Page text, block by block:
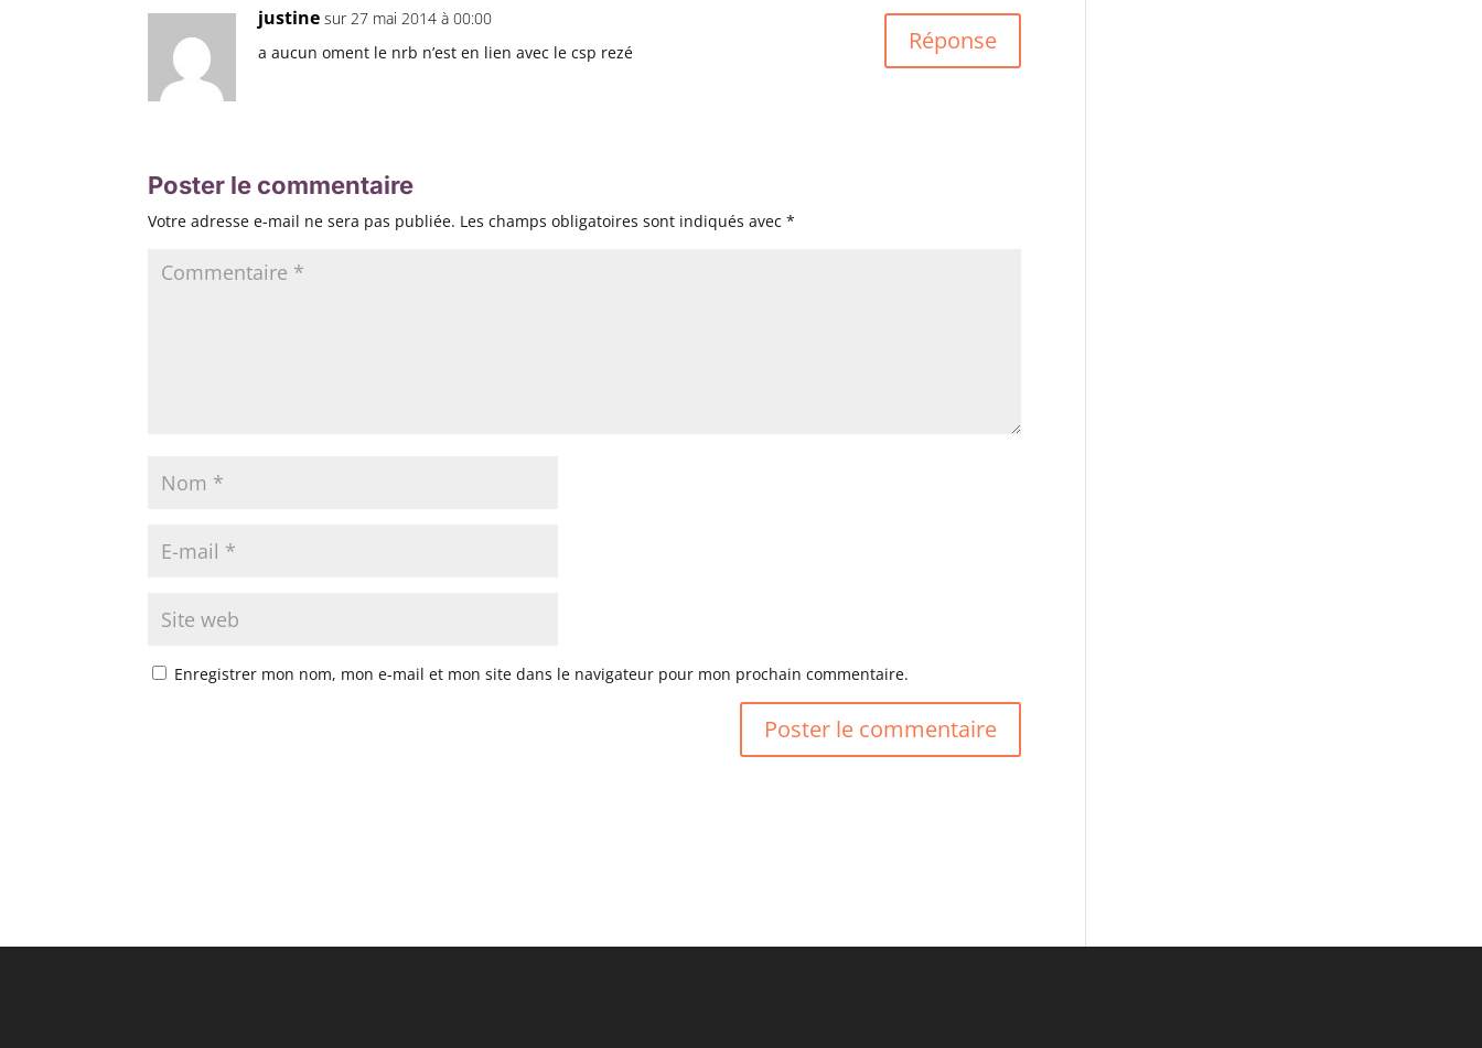
justine sur 27 mai 2014 à 00:00
a aucun oment le nrb n’est en lien avec le csp rezé
Réponse
Poster le commentaire
Votre adresse e-mail ne sera pas publiée. Les champs obligatoires sont indiqués avec*
Enregistrer mon nom, mon e-mail et mon site dans le navigateur pour mon prochain commentaire.